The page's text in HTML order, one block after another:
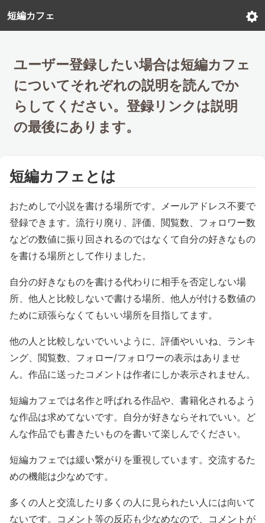
短編カフェ
ユーザー登録したい場合は短編カフェ
についてそれぞれの説明を読んでか
らしてください。登録リンクは説明
の最後にあります。
短編カフェとは
おためしで小説を書ける場所です。メールアドレス不要で
登録できます。流行り廃り、評価、閲覧数、フォロワー数
などの数値に振り回されるのではなくて自分の好きなもの
を書ける場所として作りました。
自分の好きなものを書ける代わりに相手を否定しない場
所、他人と比較しないで書ける場所、他人が付ける数値の
ために頑張らなくてもいい場所を目指してます。
他の人と比較しないでいいように、評価やいいね、ランキ
ング、閲覧数、フォロー/フォロワーの表示はありませ
ん。作品に送ったコメントは作者にしか表示されません。
短編カフェでは名作と呼ばれる作品や、書籍化されるよう
な作品は求めてないです。自分が好きならそれでいい。ど
んな作品でも書きたいものを書いて楽しんでください。
短編カフェでは緩い繋がりを重視しています。交流するた
めの機能は少なめです。
多くの人と交流したり多くの人に見られたい人には向いて
ないです。コメント等の反応も少なめなので、コメントが